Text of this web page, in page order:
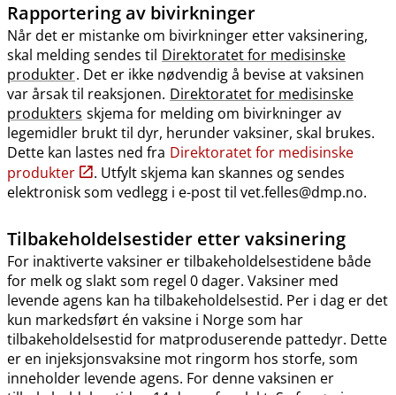
Rapportering av bivirkninger
Når det er mistanke om bivirkninger etter vaksinering,
skal melding sendes til Direktoratet for medisinske
produkter. Det er ikke nødvendig å bevise at vaksinen
var årsak til reaksjonen. Direktoratet for medisinske
produkters skjema for melding om bivirkninger av
legemidler brukt til dyr, herunder vaksiner, skal brukes.
Dette kan lastes ned fra Direktoratet for medisinske
produkter
. Utfylt skjema kan skannes og sendes
elektronisk som vedlegg i e-post til vet.felles@dmp.no.
Tilbakeholdelsestider etter vaksinering
For inaktiverte vaksiner er tilbakeholdelsestidene både
for melk og slakt som regel 0 dager. Vaksiner med
levende agens kan ha tilbakeholdelsestid. Per i dag er det
kun markedsført én vaksine i Norge som har
tilbakeholdelsestid for matproduserende pattedyr. Dette
er en injeksjonsvaksine mot ringorm hos storfe, som
inneholder levende agens. For denne vaksinen er